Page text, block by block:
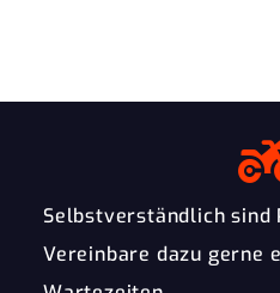
Selbstverständlich sind
Vereinbare dazu gerne